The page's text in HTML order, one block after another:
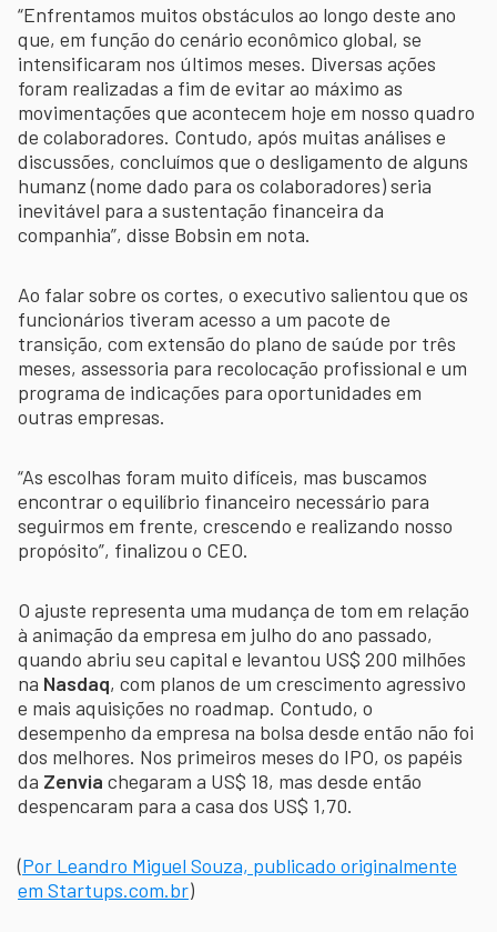
“Enfrentamos muitos obstáculos ao longo deste ano
que, em função do cenário econômico global, se
intensificaram nos últimos meses. Diversas ações
foram realizadas a fim de evitar ao máximo as
movimentações que acontecem hoje em nosso quadro
de colaboradores. Contudo, após muitas análises e
discussões, concluímos que o desligamento de alguns
humanz (nome dado para os colaboradores) seria
inevitável para a sustentação financeira da
companhia”, disse Bobsin em nota.
Ao falar sobre os cortes, o executivo salientou que os
funcionários tiveram acesso a um pacote de
transição, com extensão do plano de saúde por três
meses, assessoria para recolocação profissional e um
programa de indicações para oportunidades em
outras empresas.
“As escolhas foram muito difíceis, mas buscamos
encontrar o equilíbrio financeiro necessário para
seguirmos em frente, crescendo e realizando nosso
propósito”, finalizou o CEO.
O ajuste representa uma mudança de tom em relação
à animação da empresa em julho do ano passado,
quando abriu seu capital e levantou US$ 200 milhões
na Nasdaq, com planos de um crescimento agressivo
e mais aquisições no roadmap. Contudo, o
desempenho da empresa na bolsa desde então não foi
dos melhores. Nos primeiros meses do IPO, os papéis
da Zenvia chegaram a US$ 18, mas desde então
despencaram para a casa dos US$ 1,70.
(Por Leandro Miguel Souza, publicado originalmente
em Startups.com.br)